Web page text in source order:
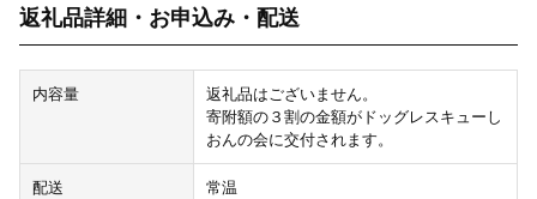
返礼品詳細・お申込み・配送
内容量
返礼品はございません。
寄附額の３割の金額がドッグレスキューし
おんの会に交付されます。
配送 常温